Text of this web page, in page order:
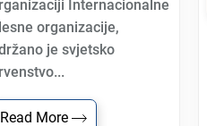
Internacionalne
organizacije,
je svjetsko
Read More